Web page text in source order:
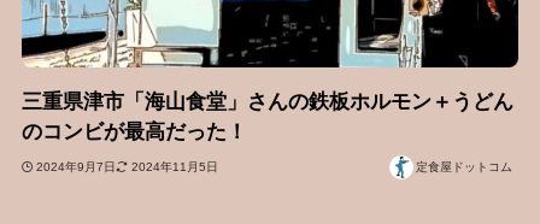
三重県津市「海山食堂」さんの鉄板ホルモン＋うどん
のコンビが最高だった！
2024年9月7日 2024年11月5日 定食屋ドットコム